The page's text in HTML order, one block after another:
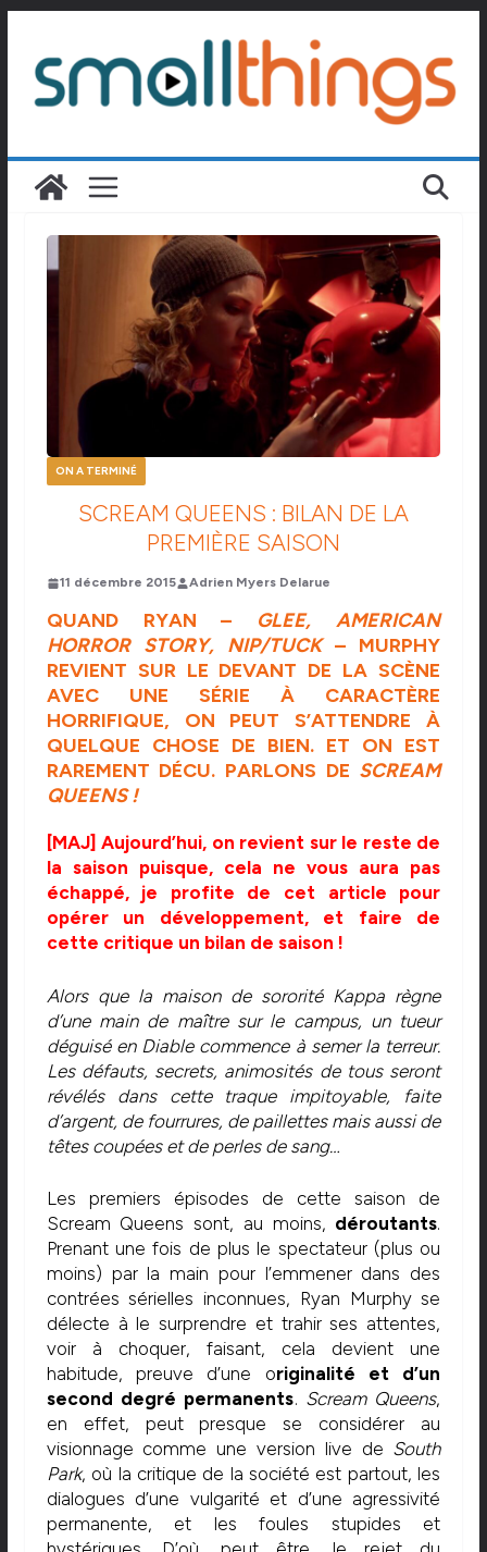
contenu
ON A TERMINÉ
SCREAM QUEENS : BILAN DE LA
PREMIÈRE SAISON
11 décembre 2015 Adrien Myers Delarue
QUAND RYAN – GLEE, AMERICAN
HORROR STORY, NIP/TUCK– MURPHY
REVIENT SUR LE DEVANT DE LA SCÈNE
AVEC UNE SÉRIE À CARACTÈRE
HORRIFIQUE, ON PEUT S’ATTENDRE À
QUELQUE CHOSE DE BIEN. ET ON EST
RAREMENT DÉCU. PARLONS DE SCREAM
QUEENS !
[MAJ] Aujourd’hui, on revient sur le reste de
la saison puisque, cela ne vous aura pas
échappé, je profite de cet article pour
opérer un développement, et faire de
cette critique un bilan de saison !
Alors que la maison de sororité Kappa règne
d’une main de maître sur le campus, un tueur
déguisé en Diable commence à semer la terreur.
Les défauts, secrets, animosités de tous seront
révélés dans cette traque impitoyable, faite
d’argent, de fourrures, de paillettes mais aussi de
têtes coupées et de perles de sang…
Les premiers épisodes de cette saison de
Scream Queens sont, au moins, déroutants.
Prenant une fois de plus le spectateur (plus ou
moins) par la main pour l’emmener dans des
contrées sérielles inconnues, Ryan Murphy se
délecte à le surprendre et trahir ses attentes,
voir à choquer, faisant, cela devient une
habitude, preuve d’une originalité et d’un
second degré permanents. Scream Queens,
en effet, peut presque se considérer au
visionnage comme une version live de South
Park, où la critique de la société est partout, les
dialogues d’une vulgarité et d’une agressivité
permanente, et les foules stupides et